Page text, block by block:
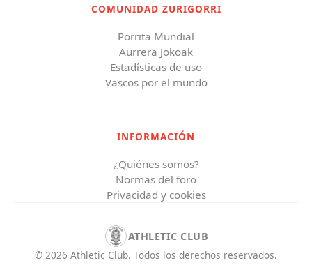
COMUNIDAD ZURIGORRI
Porrita Mundial
Aurrera Jokoak
Estadísticas de uso
Vascos por el mundo
INFORMACIÓN
¿Quiénes somos?
Normas del foro
Privacidad y cookies
ATHLETIC CLUB
© 2026 Athletic Club. Todos los derechos reservados.